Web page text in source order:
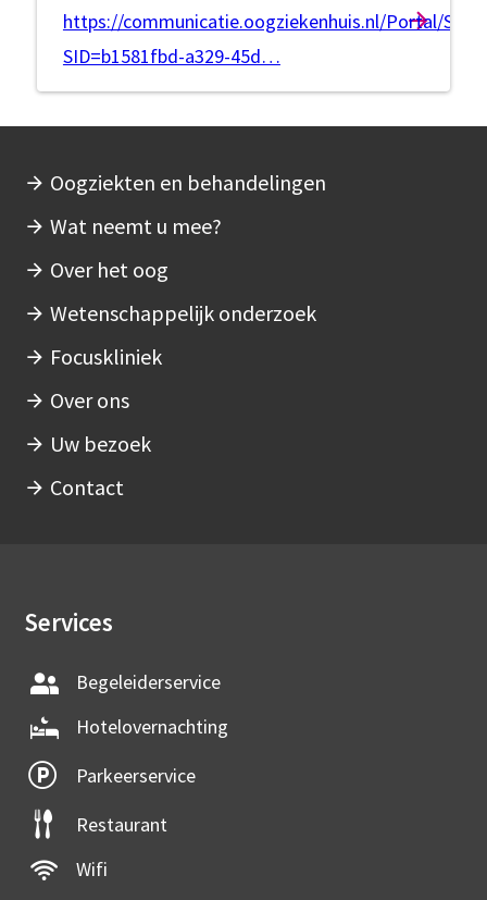
https://communicatie.oogziekenhuis.nl/Portal/
SID=b1581fbd-a329-45d…
Hoofdnavigatie
Oogziekten en behandelingen
Wat neemt u mee?
Over het oog
Wetenschappelijk onderzoek
Focuskliniek
Over ons
Uw bezoek
Contact
Services
Begeleiderservice
Hotelovernachting
Parkeerservice
Restaurant
Wifi